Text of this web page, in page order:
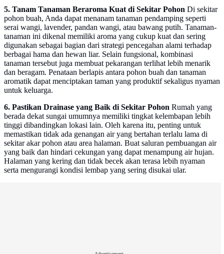
5. Tanam Tanaman Beraroma Kuat di Sekitar Pohon Di sekitar
pohon buah, Anda dapat menanam tanaman pendamping seperti
serai wangi, lavender, pandan wangi, atau bawang putih. Tanaman-
tanaman ini dikenal memiliki aroma yang cukup kuat dan sering
digunakan sebagai bagian dari strategi pencegahan alami terhadap
berbagai hama dan hewan liar. Selain fungsional, kombinasi
tanaman tersebut juga membuat pekarangan terlihat lebih menarik
dan beragam. Penataan berlapis antara pohon buah dan tanaman
aromatik dapat menciptakan taman yang produktif sekaligus nyaman
untuk keluarga.
6. Pastikan Drainase yang Baik di Sekitar Pohon Rumah yang
berada dekat sungai umumnya memiliki tingkat kelembapan lebih
tinggi dibandingkan lokasi lain. Oleh karena itu, penting untuk
memastikan tidak ada genangan air yang bertahan terlalu lama di
sekitar akar pohon atau area halaman. Buat saluran pembuangan air
yang baik dan hindari cekungan yang dapat menampung air hujan.
Halaman yang kering dan tidak becek akan terasa lebih nyaman
serta mengurangi kondisi lembap yang sering disukai ular.